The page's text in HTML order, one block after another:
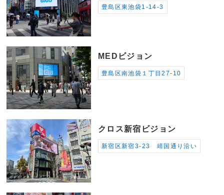
豊島区東池袋1-14-3
MEDビジョン
豊島区南池袋１丁目27-10
クロス新宿ビジョン
新宿区新宿3-23 靖国通り沿い